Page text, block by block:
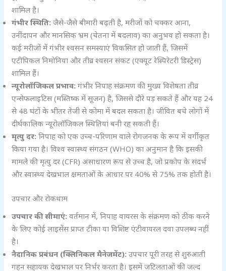
शामिल है।
गंभीर स्थिति: जैसे-जैसे बीमारी बढ़ती है, मरीजों को चक्कर आना,
उनींदापन और मानसिक भ्रम (चेतना में बदलाव) का अनुभव हो सकता है।
कई मरीजों में गंभीर श्वसन समस्याएं विकसित हो जाती हैं, जिसमें
एटीपिकल निमोनिया और तीव्र श्वसन संकट (एक्यूट रेस्पिरेटरी डिस्ट्रेस)
शामिल हैं।
न्यूरोलॉजिकल प्रभाव: गंभीर निपाह संक्रमण की मुख्य विशेषता तीव्र
एन्सेफलाइटिस (मस्तिष्क में सूजन) है, जिससे दौरे पड़ सकते हैं और यह 24
से 48 घंटों के भीतर तेजी से कोमा में बदल सकता है। जीवित बचे लोगों में
दीर्घकालिक न्यूरोलॉजिकल स्थितियां बनी रह सकती हैं।
मृत्यु दर: निपाह को एक उच्च-परिणाम वाले रोगजनक के रूप में वर्गीकृत
किया गया है। विश्व स्वास्थ्य संगठन (WHO) का अनुमान है कि इसकी
मामले की मृत्यु दर (CFR) असाधारण रूप से उच्च है, जो प्रकोप के संदर्भ
और स्वास्थ्य देखभाल क्षमताओं के आधार पर 40% से 75% तक होती है।
उपचार और रोकथाम
उपचार की सीमाएं: वर्तमान में, निपाह वायरस के संक्रमण को ठीक करने
के लिए कोई लाइसेंस प्राप्त टीका या विशिष्ट एंटीवायरल दवा उपलब्ध नहीं
है।
नैदानिक प्रबंधन (क्लिनिकल मैनेजमेंट): उपचार पूरी तरह से शुरुआती
गहन सहायक देखभाल पर निर्भर करता है। इसमें जटिलताओं की जल्द